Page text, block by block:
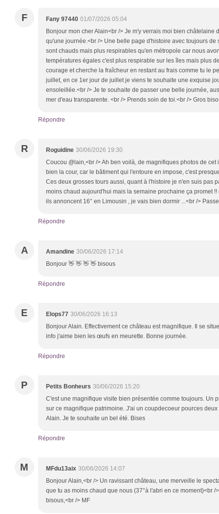
F Fany 97440 01/07/2026 05:04
Bonjour mon cher Alain<br /> Je m'y verrais moi bien châtelaine
qu'une journée.<br /> Une belle page d'histoire avec toujours de
sont chauds mais plus respirables qu'en métropole car nous
températures égales c'est plus respirable sur les îles mais plus
courage et cherche la fraîcheur en restant au frais comme tu le
juillet, en ce 1er jour de juillet je viens te souhaite une exquise
ensoleillée.<br /> Je te souhaite de passer une belle journée,
mer d'eau transparente. <br /> Prends soin de toi.<br /> Gros
Répondre
R Roguidine 30/06/2026 19:30
Coucou @lain,<br /> Ah ben voilà, de magnifiques photos de cet
bien la cour, car le bâtiment qui l'entoure en impose, c'est
Ces deux grosses tours aussi, quant à l'histoire je n'en suis pas
moins chaud aujourd'hui mais la semaine prochaine ça promet !!
ils annoncent 16° en Limousin , je vais bien dormir ...<br />
Répondre
A Amandine 30/06/2026 17:14
Bonjour 👋 👋 👋 👋 bisous
Répondre
E Elops77 30/06/2026 16:13
Bonjour Alain. Effectivement ce château est magnifique. Il se
info j'aime bien les œufs en meurette. Bonne journée.
Répondre
P Petits Bonheurs 30/06/2026 15:20
C'est une magnifique visite bien présentée comme toujours. Un
sur ce magnifique patrimoine. J'ai un coupdecoeur pources
Alain. Je te souhaite un bel été. Bises
Répondre
M MFdu13aix 30/06/2026 14:07
Bonjour Alain,<br /> Un ravissant château, une merveille le
que tu as moins chaud que nous (37°à l'abri en ce moment)<br /
bisous,<br /> MF